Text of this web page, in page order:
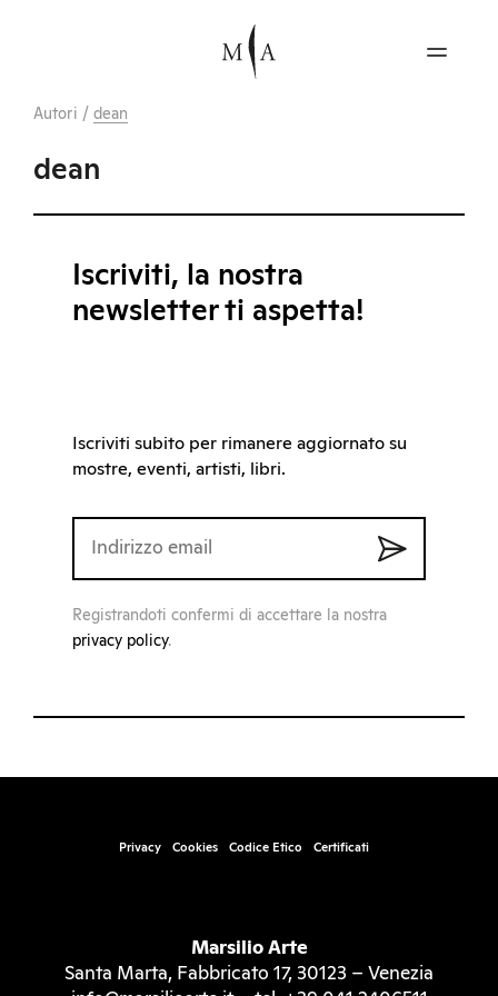
Autori / dean
dean
Iscriviti, la nostra
newsletter ti aspetta!
Iscriviti subito per rimanere aggiornato su
mostre, eventi, artisti, libri.
Registrandoti confermi di accettare la nostra
privacy policy.
Privacy Cookies Codice Etico Certificati
Marsilio Arte
Santa Marta, Fabbricato 17, 30123 – Venezia